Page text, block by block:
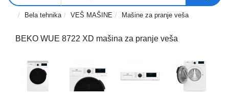
Laptop
tablet
projektori
Bela tehnika VEŠ MAŠINE Mašine za pranje veša
BEKO WUE 8722 XD mašina za pranje veša